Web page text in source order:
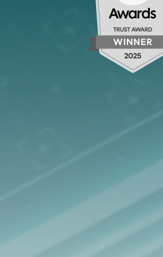
PARA PEQUEÑAS Y
EMPRESAS
Protección integral para